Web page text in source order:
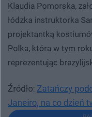
Klaudia Pomorska,
łódzka instruktorka
projektantką
Polka, która w tym
reprezentując
Źródło: Zatańczy
Janeiro, na co dzień